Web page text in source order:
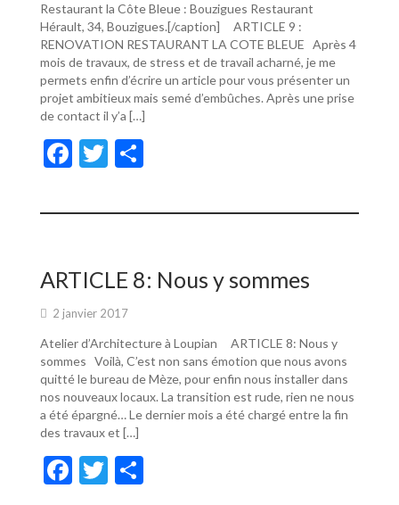
Restaurant la Côte Bleue : Bouzigues Restaurant
Hérault, 34, Bouzigues.[/caption] ARTICLE 9 :
RENOVATION RESTAURANT LA COTE BLEUE Après 4
mois de travaux, de stress et de travail acharné, je me
permets enfin d’écrire un article pour vous présenter un
projet ambitieux mais semé d’embûches. Après une prise
de contact il y’a […]
F
e
o
o
k
T
itt ta
er
ARTICLE 8: Nous y sommes
2 janvier 2017
Atelier d’Architecture à Loupian ARTICLE 8: Nous y
sommes Voilà, C’est non sans émotion que nous avons
quitté le bureau de Mèze, pour enfin nous installer dans
nos nouveaux locaux. La transition est rude, rien ne nous
a été épargné… Le dernier mois a été chargé entre la fin
des travaux et […]
F
T